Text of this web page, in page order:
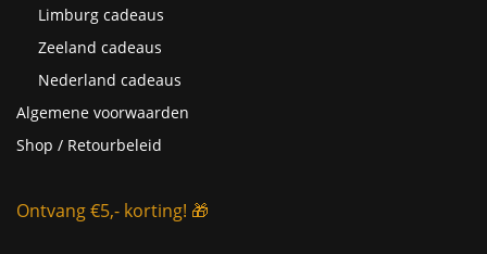
Limburg cadeaus
Zeeland cadeaus
Nederland cadeaus
Algemene voorwaarden
Shop / Retourbeleid
Ontvang €5,- korting! 🎁